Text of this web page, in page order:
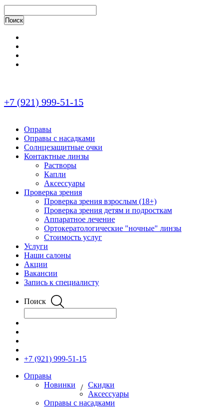
+7 (921) 999-51-15
Оправы
Оправы с насадками
Солнцезащитные очки
Контактные линзы
Растворы
Капли
Аксессуары
Проверка зрения
Проверка зрения взрослым (18+)
Проверка зрения детям и подросткам
Аппаратное лечение
Ортокератологические "ночные" линзы
Стоимость услуг
Услуги
Наши салоны
Акции
Вакансии
Запись к специалисту
Поиск
+7 (921) 999-51-15
Оправы
Новинки
/ Скидки
Аксессуары
Оправы с насадками